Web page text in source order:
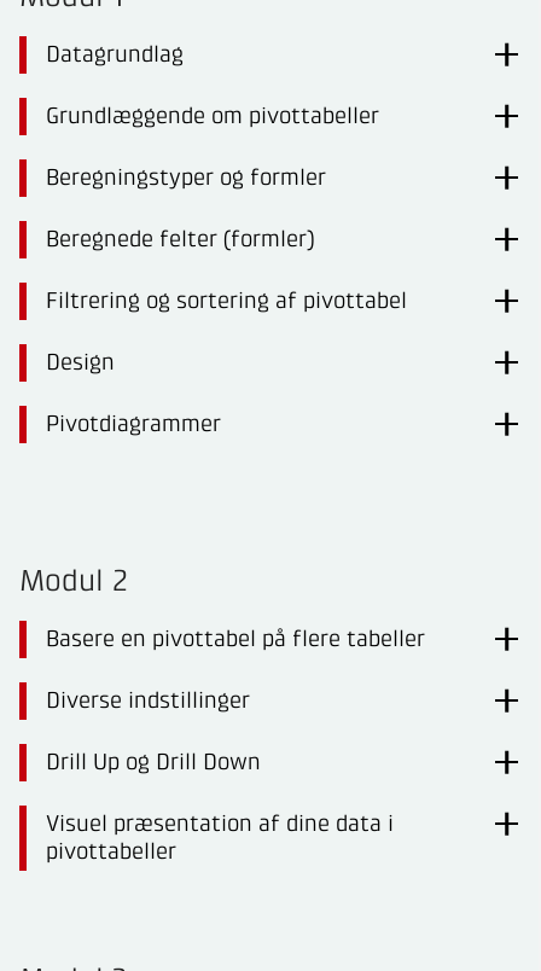
Datagrundlag
Grundlæggende om pivottabeller
Beregningstyper og formler
Beregnede felter (formler)
Filtrering og sortering af pivottabel
Design
Pivotdiagrammer
Modul 2
Basere en pivottabel på flere tabeller
Diverse indstillinger
Drill Up og Drill Down
Visuel præsentation af dine data i
pivottabeller